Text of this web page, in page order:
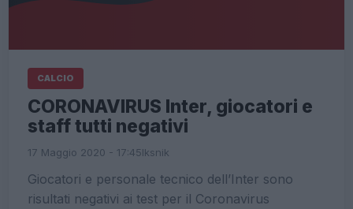
CALCIO
CORONAVIRUS Inter, giocatori e
staff tutti negativi
17 Maggio 2020 - 17:45Iksnik
Giocatori e personale tecnico dell’Inter sono
risultati negativi ai test per il Coronavirus